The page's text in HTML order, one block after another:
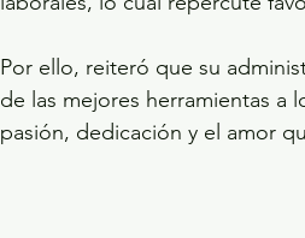
Por ello, reiteró que su
de las mejores herramientas a
pasión, dedicación y el amor